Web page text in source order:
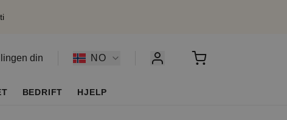
din NO
BEDRIFT HJELP